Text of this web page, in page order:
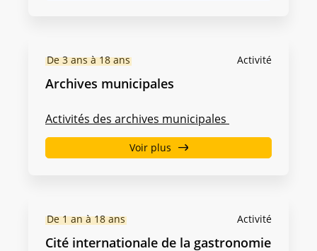
Activité
De 3 ans à 18 ans
Archives municipales
Activités des archives municipales
Voir plus
Activité
De 1 an à 18 ans
Cité internationale de la gastronomie